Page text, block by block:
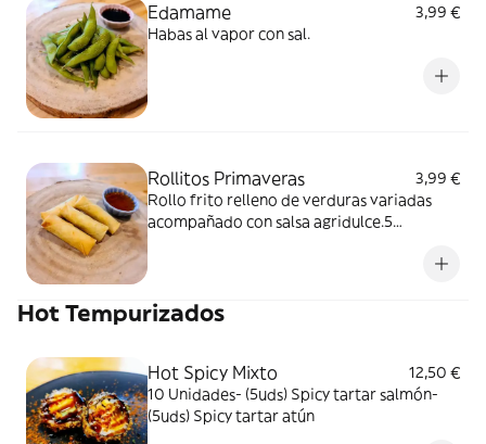
Edamame
3,99 €
Habas al vapor con sal.
Rollitos Primaveras
3,99 €
Rollo frito relleno de verduras variadas
acompañado con salsa agridulce.5
Hot Tempurizados
Hot Spicy Mixto
12,50 €
10 Unidades- (5uds) Spicy tartar salmón-
(5uds) Spicy tartar atún